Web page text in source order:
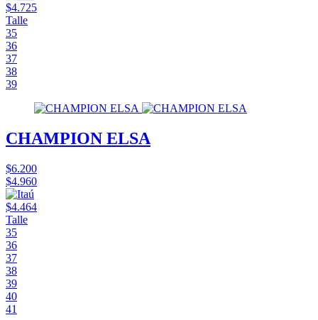
$4.725
Talle
35
36
37
38
39
CHAMPION ELSA
$6.200
$4.960
$4.464
Talle
35
36
37
38
39
40
41